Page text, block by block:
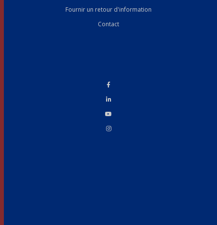
Fournir un retour d'information
Contact